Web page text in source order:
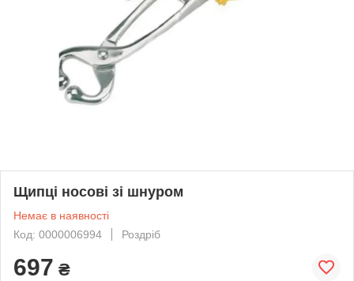
Щипці носові зі шнуром
Немає в наявності
Код: 0000006994
Роздріб
697 ₴